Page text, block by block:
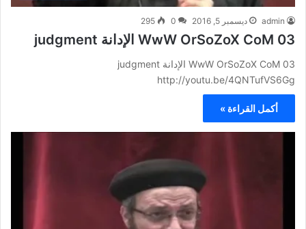
admin ديسمبر 5, 2016 0
295
WwW OrSoZoX CoM 03 الإدانة judgment
WwW OrSoZoX CoM 03 الإدانة judgment
http://youtu.be/4QNTufVS6Gg
أكمل القراءة »